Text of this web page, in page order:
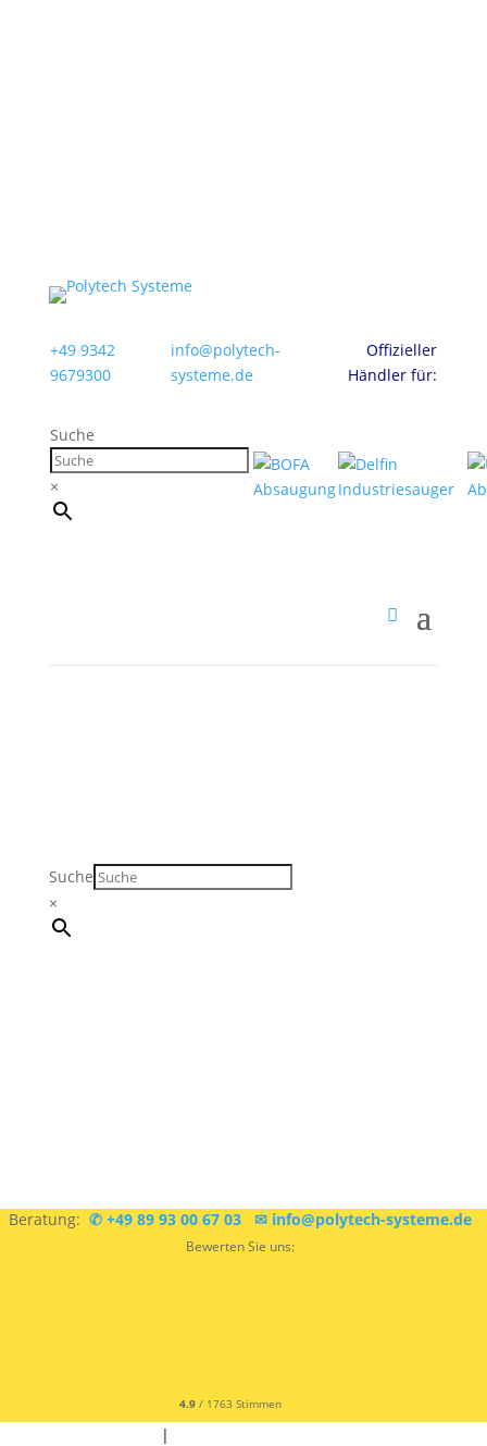
+49 9342
9679300
info@polytech-
systeme.de
Offizieller
Händler für:
Suche
×
Suche
×
Beratung: ✆ +49 89 93 00 67 03 ✉ info@polytech-systeme.de
Bewerten Sie uns:
4.9/ 1763 Stimmen
|